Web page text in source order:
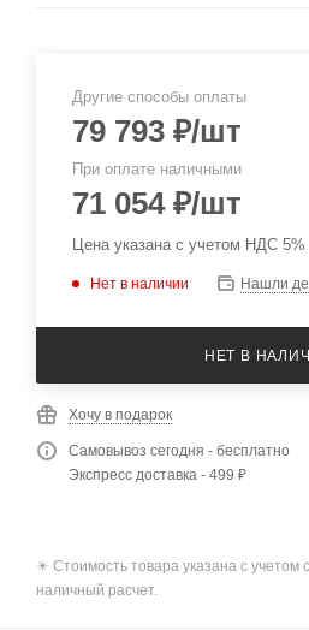
Другие способы оплаты
79 793 ₽/шт
При оплате наличными
71 054₽/шт
Цена указана с учетом НДС 5%
Нет в наличии Нашли
НЕТ В
Хочу в подарок
Самовывоз сегодня - бесплатно
Экспресс доставка - 499 ₽
✴️ Стоимость товара указана с учетом
наличный расчет.